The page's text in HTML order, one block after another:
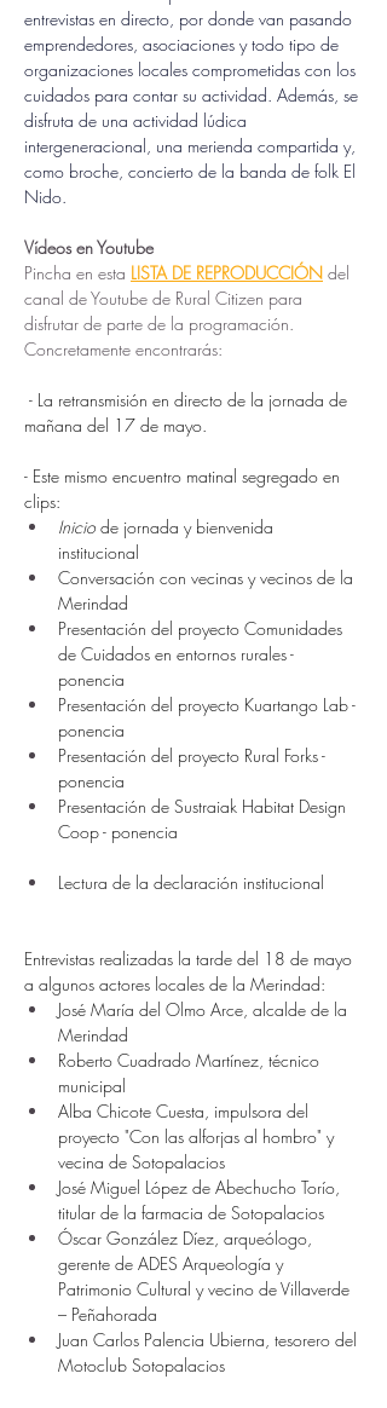
entrevistas en directo, por donde van pasando
emprendedores, asociaciones y todo tipo de
organizaciones locales comprometidas con los
cuidados para contar su actividad. Además, se
disfruta de una actividad lúdica
intergeneracional, una merienda compartida y,
como broche, concierto de la banda de folk El
Nido.
Vídeos en Youtube
Pincha en esta LISTA DE REPRODUCCIÓN del
canal de Youtube de Rural Citizen para
disfrutar de parte de la programación.
Concretamente encontrarás:
mañana del 17 de mayo.
- Este mismo encuentro matinal segregado en
clips:
Inicio de jornada y bienvenida
institucional
Conversación con vecinas y vecinos de la
Merindad
Presentación del proyecto Comunidades
de Cuidados en entornos rurales -
ponencia
Presentación del proyecto Kuartango Lab -
ponencia
Presentación del proyecto Rural Forks -
ponencia
Presentación de Sustraiak Habitat Design
Coop - ponencia
Lectura de la declaración institucional
Entrevistas realizadas la tarde del 18 de mayo
a algunos actores locales de la Merindad:
José María del Olmo Arce, alcalde de la
Merindad
Roberto Cuadrado Martínez, técnico
municipal
Alba Chicote Cuesta, impulsora del
proyecto "Con las alforjas al hombro" y
vecina de Sotopalacios
José Miguel López de Abechucho Torío,
titular de la farmacia de Sotopalacios
Óscar González Díez, arqueólogo,
gerente de ADES Arqueología y
Patrimonio Cultural y vecino de Villaverde
– Peñahorada
Juan Carlos Palencia Ubierna, tesorero del
Motoclub Sotopalacios